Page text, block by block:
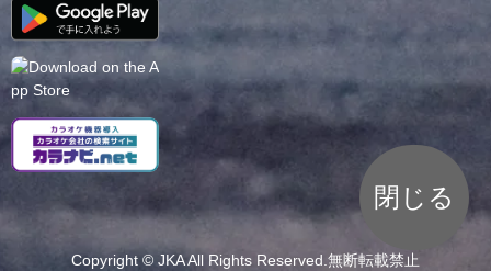
Copyright © JKAAll Rights Reserved.無断転載禁止
閉じる